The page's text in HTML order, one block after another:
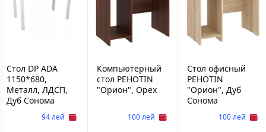
Стол DP ADA
1150*680,
Металл, ЛДСП,
Дуб Сонома
94 лей
Компьютерный
стол PEHOTIN
"Орион", Орех
100 лей
Стол офисный
PEHOTIN
"Орион", Дуб
Сонома
100 лей